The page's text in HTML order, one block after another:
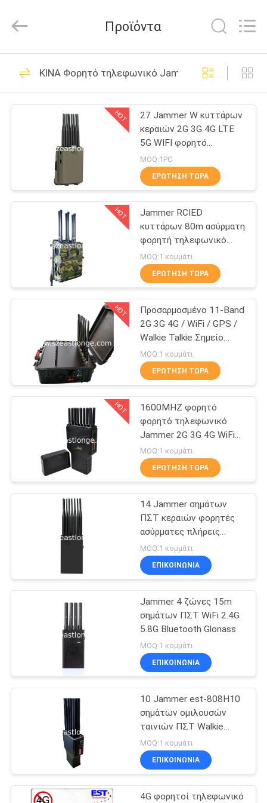
ΣΠΊΤΙ
ΠΡΟΪΌΝΤΑ
ΠΕΡΊΠΟΥ
ΕΜΕΊΣ
ΞΕΝΆΓΗΣΗ
ΕΡΓΟΣΤΆΣΙΟ
ΠΟΙΟΤΙΚΌΣ
ΈΛΕΓΧΟΣ
ΜΑΣ
ΕΛΆΤΕ
ΕΙΔΉΣΕΙΣ
ΠΕΡΙΠΤΏΣΕΙΣ
ΖΗΤΉΣΤΕ
ΜΙΑ
ΠΡΟΣΦΟΡΆ
SITEMAP
PRIVACY
ELECTRONICS(HK)
CO.,LTD.
Reserved.
Jammer
τηλεφωνικών
σημάτων κυττάρων
161
Φορητό
τηλεφωνικό
Jammer κυττάρων
89
UAV κηφήνων
Jammer
38
Jammer υψηλής
δύναμης
Jammer σημάτων
ΠΣΤ
74
Jammer
τηλεχειρισμού
39
Προϊόντα
ΚΙΝΑ Φορητό τηλεφωνικό Jammer κυττάρων
HOT
27 Jammer W κυττάρων
κεραιών 2G 3G 4G LTE
5G WIFI φορητό
τηλεφωνικό ΠΣΤ VHF
UHF FM ραδιο φράξιμο
MOQ:1PC
ΕΡΏΤΗΣΗ ΤΏΡΑ
HOT
Jammer RCIED
κυττάρων 80m ασύρματη
φορητή τηλεφωνικό
αναλογική συσκευή
κρυπτοφώνησης
ραδιοσυχνότητας
MOQ:1 κομμάτι
ΕΡΏΤΗΣΗ ΤΏΡΑ
HOT
Προσαρμοσμένο 11-Band
2G 3G 4G / WiFi / GPS /
Walkie Talkie Σημείο
Τζάμερ Φορητό 60W
Υψηλής ισχύος
MOQ:1 κομμάτι
ΕΡΏΤΗΣΗ ΤΏΡΑ
HOT
1600MHZ φορητό
φορητό τηλεφωνικό
Jammer 2G 3G 4G WiFi
Bluetooth κυττάρων
MOQ:1 κομμάτι
ΕΡΏΤΗΣΗ ΤΏΡΑ
14 Jammer σημάτων
ΠΣΤ κεραιών φορητές
ασύρματες πλήρεις
ζώνες 12000mAh
MOQ:1 κομμάτι
ΕΠΙΚΟΙΝΩΝΊΑ
Jammer 4 ζώνες 15m
σημάτων ΠΣΤ WiFi 2.4G
5.8G Bluetooth Glonass
MOQ:1 κομμάτι
ΕΠΙΚΟΙΝΩΝΊΑ
10 Jammer est-808H10
σημάτων ομιλουσών
ταινιών ΠΣΤ Walkie
ζωνών 3G 4G WIFI
MOQ:1 κομμάτι
ΕΠΙΚΟΙΝΩΝΊΑ
4G φορητοί τηλεφωνικό